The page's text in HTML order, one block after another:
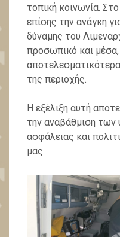
τοπική κοινωνία.
επίσης την ανάγκη
δύναμης του
προσωπικό και
της περιοχής.
Η εξέλιξη αυτή
την αναβάθμιση των
ασφάλειας και
μας.